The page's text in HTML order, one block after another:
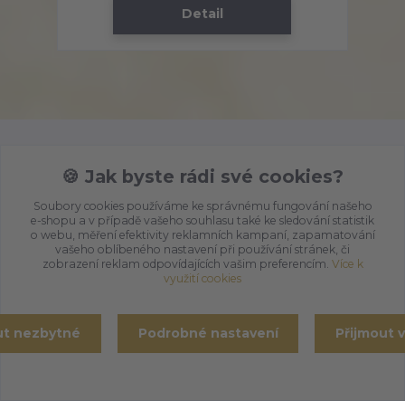
Detail
Nepropásněte novinky,
akce a slevy!
Můžete se kdykoli odhlásit. Zasíláme jednou za 14 dní.
🍪 Jak byste rádi své cookies?
Soubory cookies používáme ke správnému fungování našeho
e-shopu a v případě vašeho souhlasu také ke sledování statistik
o webu, měření efektivity reklamních kampaní, zapamatování
vašeho oblíbeného nastavení při používání stránek, či
zobrazení reklam odpovídajících vašim preferencím. Více k
využití cookies
nezbytné Podrobné nastavení Přijmout